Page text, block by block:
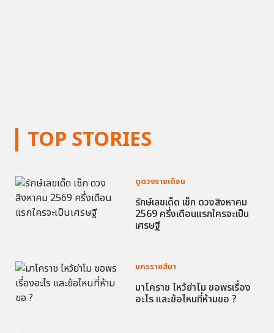
TOP STORIES
ดูดวงรายเดือน
รักษ์เลขเด็ด เช็ก ดวงสิงหาคม
2569 ครึ่งเดือนแรกใครจะเป็น
เศรษฐี
นครราชสีมา
มาโคราช ไหว้ย่าโม ขอพรเรื่อง
อะไร และข้อไหนที่ห้ามขอ ?